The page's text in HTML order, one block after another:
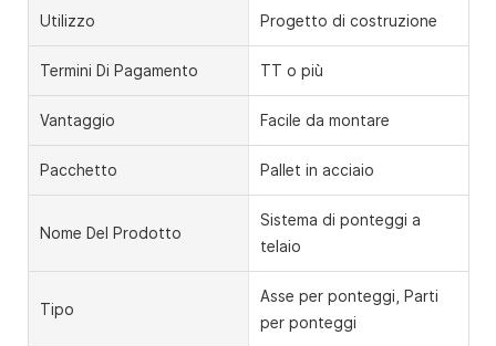
Utilizzo Progetto di costruzione
Termini Di Pagamento TT o più
Vantaggio Facile da montare
Pacchetto Pallet in acciaio
Nome Del Prodotto
Sistema di ponteggi a
telaio
Tipo
Asse per ponteggi, Parti
per ponteggi